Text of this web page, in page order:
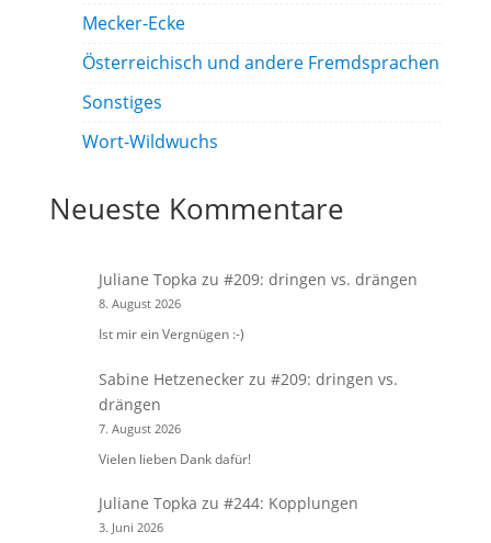
Mecker-Ecke
Österreichisch und andere Fremdsprachen
Sonstiges
Wort-Wildwuchs
Neueste Kommentare
Juliane Topka zu#209: dringen vs. drängen
8. August 2026
Ist mir ein Vergnügen :-)
Sabine Hetzenecker zu#209: dringen vs.
drängen
7. August 2026
Vielen lieben Dank dafür!
Juliane Topka zu#244: Kopplungen
3. Juni 2026